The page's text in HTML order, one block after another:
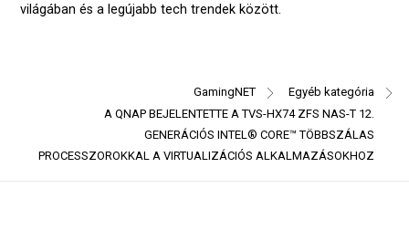
világában és a legújabb tech trendek között.
GamingNET
Egyéb kategória
A QNAP BEJELENTETTE A TVS-HX74 ZFS NAS-T 12.
GENERÁCIÓS INTEL® CORE™ TÖBBSZÁLAS
PROCESSZOROKKAL A VIRTUALIZÁCIÓS ALKALMAZÁSOKHOZ